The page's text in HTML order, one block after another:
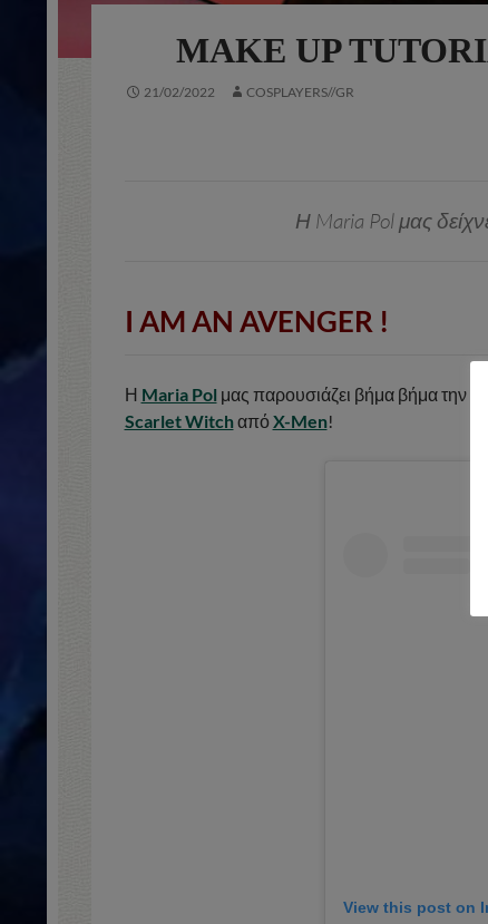
MAKE UP
21/02/2022 COSPLAYERS//GR
Η Maria Pol μας
I AM AN AVENGER !
Η Maria Pol μας παρουσιάζει βήμα βήμα την
Scarlet Witchαπό X-Men!
View this post on